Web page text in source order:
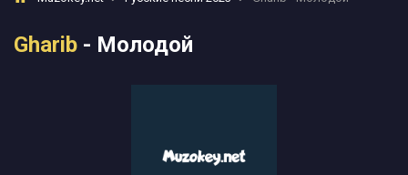
Gharib - Молодой